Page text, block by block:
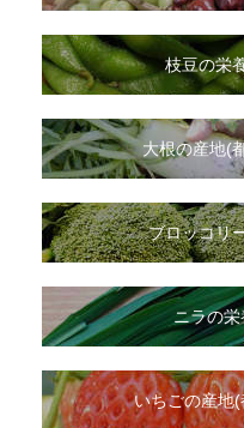
枝豆の栄
大根の産地(
ブロッコリ
ニラの栄
いちごの産地(